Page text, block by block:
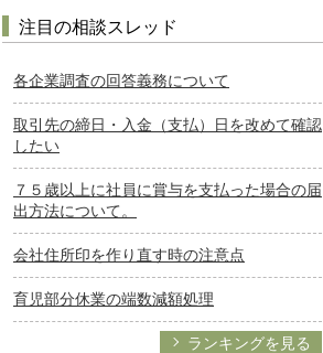
注目の相談スレッド
各企業調査の回答義務について
取引先の締日・入金（支払）日を改めて確認
したい
７５歳以上に社員に賞与を支払った場合の届
出方法について。
会社住所印を作り直す時の注意点
育児部分休業の端数減額処理
ランキングを見る